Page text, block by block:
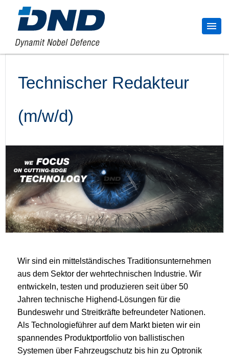
Technischer Redakteur
(m/w/d)
Wir sind ein mittelständisches Traditionsunternehmen
aus dem Sektor der wehrtechnischen Industrie. Wir
entwickeln, testen und produzieren seit über 50
Jahren technische Highend-Lösungen für die
Bundeswehr und Streitkräfte befreundeter Nationen.
Als Technologieführer auf dem Markt bieten wir ein
spannendes Produktportfolio von ballistischen
Systemen über Fahrzeugschutz bis hin zu Optronik